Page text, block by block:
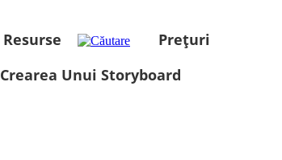
Resurse
Prețuri
Crearea Unui Storyboard